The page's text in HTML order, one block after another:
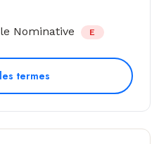
Nominative E
termes